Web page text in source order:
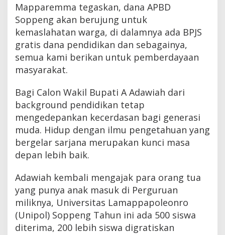
Mapparemma tegaskan, dana APBD
Soppeng akan berujung untuk
kemaslahatan warga, di dalamnya ada BPJS
gratis dana pendidikan dan sebagainya,
semua kami berikan untuk pemberdayaan
masyarakat.
Bagi Calon Wakil Bupati A Adawiah dari
background pendidikan tetap
mengedepankan kecerdasan bagi generasi
muda. Hidup dengan ilmu pengetahuan yang
bergelar sarjana merupakan kunci masa
depan lebih baik.
Adawiah kembali mengajak para orang tua
yang punya anak masuk di Perguruan
miliknya, Universitas Lamappapoleonro
(Unipol) Soppeng Tahun ini ada 500 siswa
diterima, 200 lebih siswa digratiskan